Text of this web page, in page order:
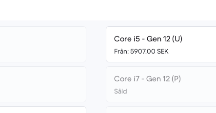
Core i5 - Gen 12 (U)
Från: 5907.00 SEK
Core i7 - Gen 12 (P)
Såld